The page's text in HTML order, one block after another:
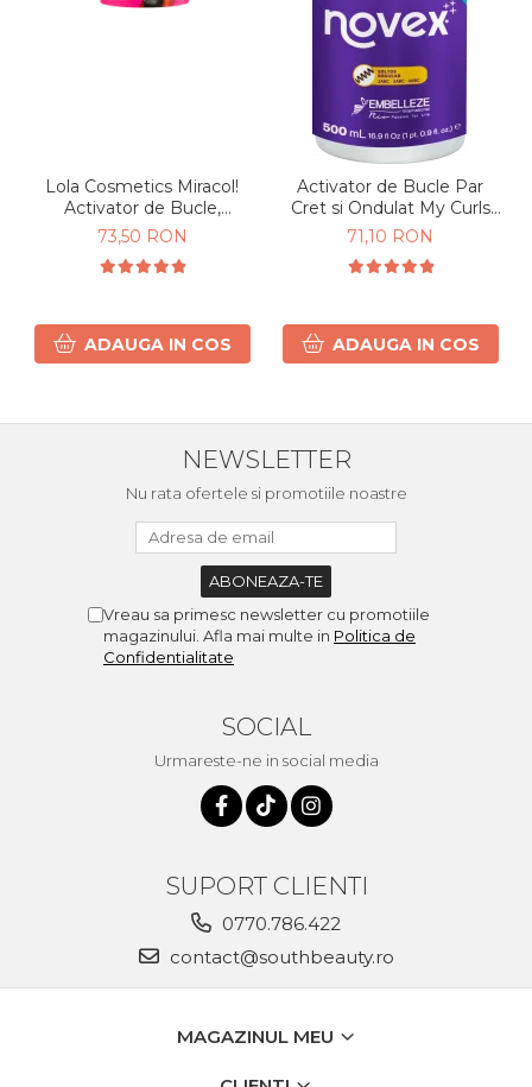
Lola Cosmetics Miracol!
Activator de Bucle,
hidratare & definire Par
Cret si Ondulat 450g
73,50 RON
ADAUGA IN COS
Activator de Bucle Par
Cret si Ondulat My Curls
500g
71,10 RON
ADAUGA IN COS
NEWSLETTER
Nu rata ofertele si promotiile noastre
Vreau sa primesc newsletter cu promotiile
magazinului. Afla mai multe in Politica de
Confidentialitate
SOCIAL
Urmareste-ne in social media
SUPORT CLIENTI
0770.786.422
contact@southbeauty.ro
MAGAZINUL MEU